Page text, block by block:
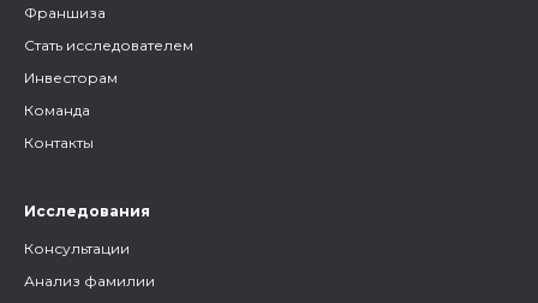
Франшиза
Стать исследователем
Инвесторам
Команда
Контакты
Исследования
Консультации
Анализ фамилии